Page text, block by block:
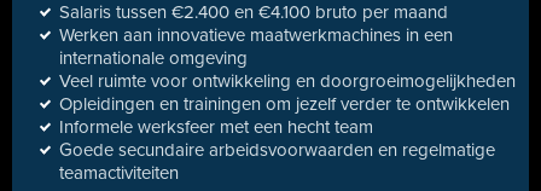
Salaris tussen €2.400 en €4.100 bruto per maand
Werken aan innovatieve maatwerkmachines in een
internationale omgeving
Veel ruimte voor ontwikkeling en doorgroeimogelijkheden
Opleidingen en trainingen om jezelf verder te ontwikkelen
Informele werksfeer met een hecht team
Goede secundaire arbeidsvoorwaarden en regelmatige
teamactiviteiten